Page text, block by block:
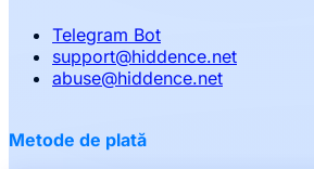
Telegram Bot
support@hiddence.net
abuse@hiddence.net
Metode de plată